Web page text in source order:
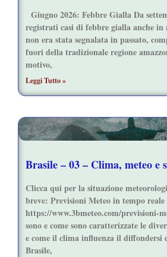
Giugno 2026: Febbre Gialla Da
registrati casi di febbre gialla anche in
non era stata segnalata in passato,
fuori della tradizionale regione
motivo,
Leggi Tutto »
Brasile – 03 – Clima, meteo e
Clicca qui per la situazione
breve: Previsioni Meteo in tempo reale
https://www.3bmeteo.com/previsioni-
sono e come sono caratterizzate le
e come il clima influenza il diffondersi
Brasile,